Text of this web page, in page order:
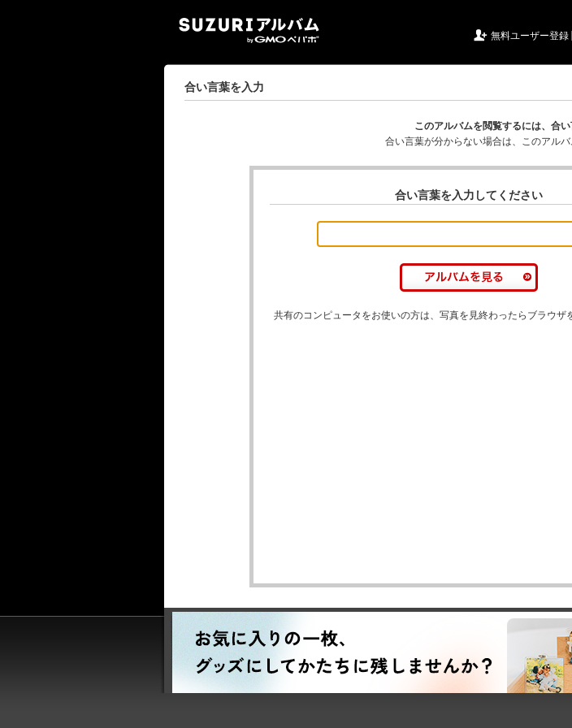
 無料ユーザー登録
合い言葉を入力
このアルバムを閲覧するには、合い
合い言葉が分からない場合は、このアルバ
合い言葉を入力してください
共有のコンピュータをお使いの方は、写真を見終わったらブラウザ